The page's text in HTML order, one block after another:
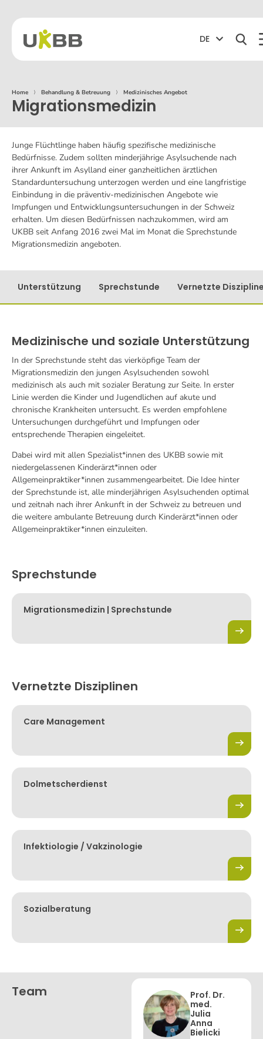
DE
Home ⟩ Behandlung & Betreuung ⟩ Medizinisches Angebot
Migrationsmedizin
Junge Flüchtlinge haben häufig spezifische medizinische
Bedürfnisse. Zudem sollten minderjährige Asylsuchende nach
ihrer Ankunft im Asylland einer ganzheitlichen ärztlichen
Standarduntersuchung unterzogen werden und eine langfristige
Einbindung in die präventiv-medizinischen Angebote wie
Impfungen und Entwicklungsuntersuchungen in der Schweiz
erhalten. Um diesen Bedürfnissen nachzukommen, wird am
UKBB seit Anfang 2016 zwei Mal im Monat die Sprechstunde
Migrationsmedizin angeboten.
Medizinische und soziale Unterstützung
In der Sprechstunde steht das vierköpfige Team der
Migrationsmedizin den jungen Asylsuchenden sowohl
medizinisch als auch mit sozialer Beratung zur Seite. In erster
Linie werden die Kinder und Jugendlichen auf akute und
chronische Krankheiten untersucht. Es werden empfohlene
Untersuchungen durchgeführt und Impfungen oder
entsprechende Therapien eingeleitet.
Dabei wird mit allen Spezialist*innen des UKBB sowie mit
niedergelassenen Kinderärzt*innen oder
Allgemeinpraktiker*innen zusammengearbeitet. Die Idee hinter
der Sprechstunde ist, alle minderjährigen Asylsuchenden optimal
und zeitnah nach ihrer Ankunft in der Schweiz zu betreuen und
die weitere ambulante Betreuung durch Kinderärzt*innen oder
Allgemeinpraktiker*innen einzuleiten.
Sprechstunde
Migrationsmedizin | Sprechstunde
Vernetzte Disziplinen
Care Management
Dolmetscherdienst
Infektiologie / Vakzinologie
Sozialberatung
Unterstützung Sprechstunde Vernetzte
Team
Prof. Dr.
med.
Julia
Anna
Bielicki